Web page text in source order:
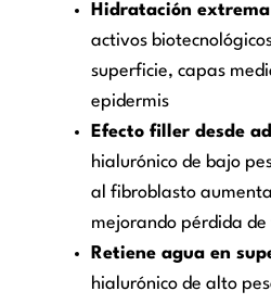
Hidratación
activos
superficie, capas
epidermis
Efecto filler desde
hialurónico de bajo
al fibroblasto
mejorando pérdida de
Retiene agua en
hialurónico de alto